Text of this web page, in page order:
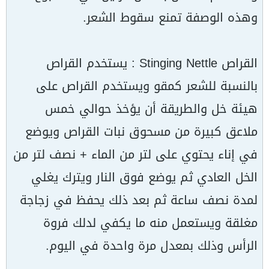
وهذه الوصفة تمنع سقوط الشعر.
القراص Stinging Nettle : يستخدم القراص
بالنسبة للشعر كمقو ويستخدم القراص على
هيئة خل والطريقة أن يؤخذ حوالي خمس
ملاعق كبيرة من مسحوق نبات القراص ويوضع
في إناء يحتوي على لتر من الماء + نصف لتر من
الخل العادي ثم يوضع فوق النار ويترك يغلي
لمدة نصف ساعة ثم بعد ذلك يحفظ في زجاجة
مغلقة ويستعمل منه ما يكفي لدلك فروة
الرأس وذلك بمعدل مرة واحدة في اليوم.